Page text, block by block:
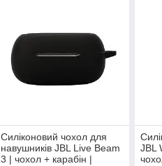
Силіконовий чохол для
навушників JBL Live Beam
3 | чохол + карабін |
JBL